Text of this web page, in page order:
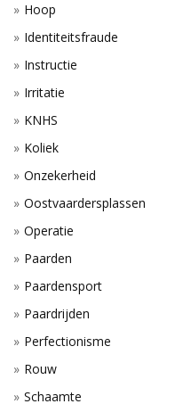
Hoop
Identiteitsfraude
Instructie
Irritatie
KNHS
Koliek
Onzekerheid
Oostvaardersplassen
Operatie
Paarden
Paardensport
Paardrijden
Perfectionisme
Rouw
Schaamte